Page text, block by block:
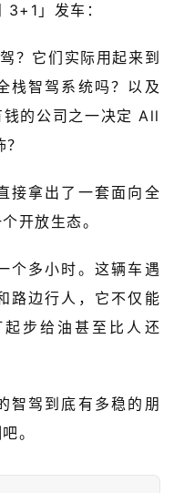
」发车：
？它们实际用起来到
栈智驾系统吗？以及
的公司之一决定 All
接拿出了一套面向全
开放生态。
个多小时。这辆车遇
路边行人，它不仅能
步给油甚至比人还
智驾到底有多稳的朋
。